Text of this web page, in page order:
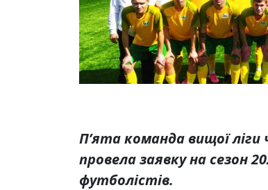
П’ята команда вищої ліги
провела заявку на сезон
футболістів.